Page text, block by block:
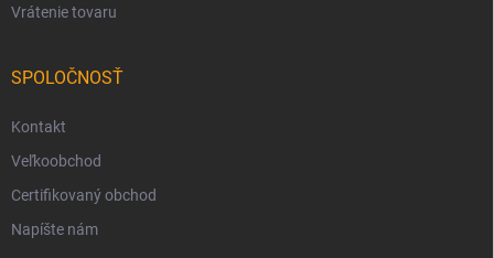
Vrátenie tovaru
SPOLOČNOSŤ
Kontakt
Veľkoobchod
Certifikovaný obchod
Napíšte nám